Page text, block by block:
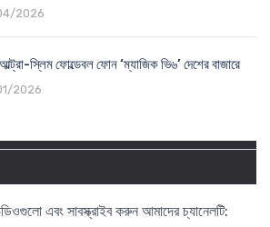
2026
স্লিম ফোল্ডেবল ফোন ‘ম্যাজিক ভি৬’ দেশের বাজারে
2026
এবং সাবস্ক্রাইব করুন আমাদের চ্যানেলটি: